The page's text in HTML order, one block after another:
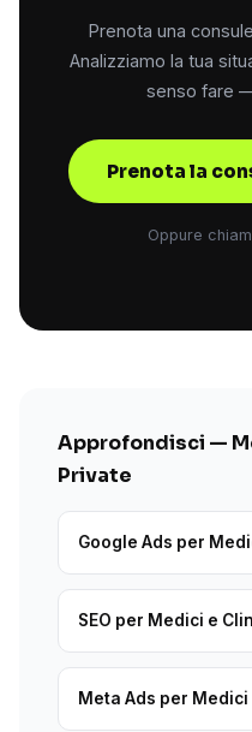
Prenota una
Analizziamo la tua
senso fare
Prenota la
Oppure
Approfondisci —
Private
Google Ads per
SEO per Medici e
Meta Ads per